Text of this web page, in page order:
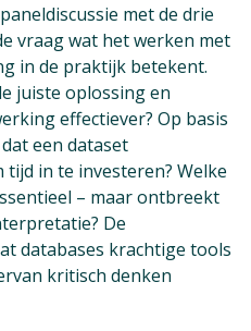
met de drie
vraag wat het werken met
in de praktijk betekent.
juiste oplossing en
effectiever? Op basis
een dataset
in te investeren? Welke
– maar ontbreekt
De
databases krachtige tools
kritisch denken